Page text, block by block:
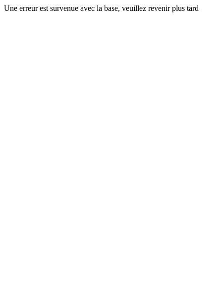
Une erreur est survenue avec la base, veuillez revenir plus tard